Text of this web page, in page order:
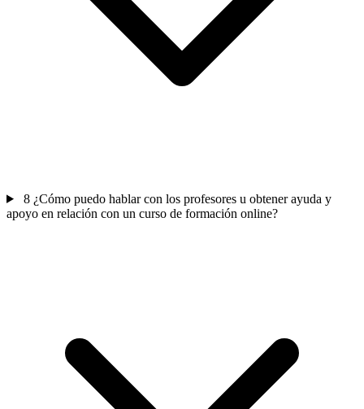
8 ¿Cómo puedo hablar con los profesores u obtener ayuda y
apoyo en relación con un curso de formación online?